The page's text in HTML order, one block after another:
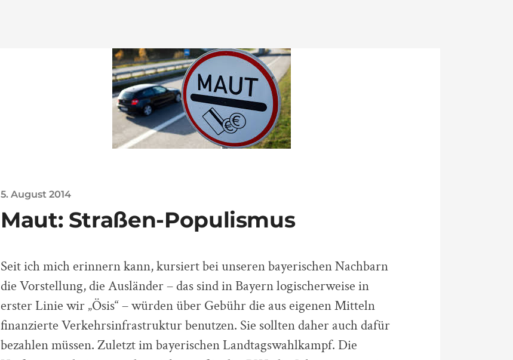
5. August 2014
Maut: Straßen-Populismus
Seit ich mich erinnern kann, kursiert bei unseren bayerischen Nachbarn
die Vorstellung, die Ausländer – das sind in Bayern logischerweise in
erster Linie wir „Ösis“ – würden über Gebühr die aus eigenen Mitteln
finanzierte Verkehrsinfrastruktur benutzen. Sie sollten daher auch dafür
bezahlen müssen. Zuletzt im bayerischen Landtagswahlkampf. Die